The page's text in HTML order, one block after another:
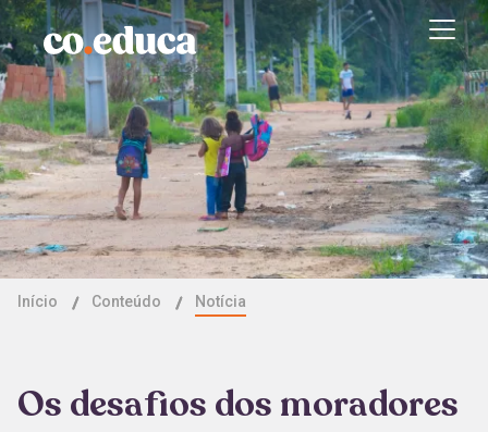
Início Conteúdo Notícia
Os desafios dos moradores